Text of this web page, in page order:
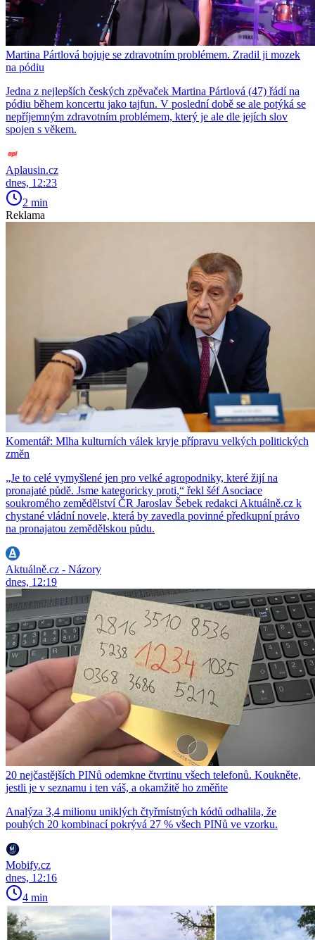
Martina Pártlová bojuje se zdravotním problémem. Zradil ji mozek
na pódiu
Jedna z nejlepších českých zpěvaček Martina Pártlová (47) řádí na
pódiu během koncertu jako tajfun. V poslední době se ale potýká se
nepříjemným zdravotním problémem, který je ale dle jejích slov
spojen s věkem.
Aplausin.cz
dnes, 12:23
2 min
Reklama
Komentář: Mlha kulturních válek kryje přípravu velkých politických
změn
„Je to celé vymyšlené jen pro velké agropodniky, které žijí na
pronajaté půdě. Jsme kategoricky proti,“ řekl šéf Asociace
soukromého zemědělství ČR Jaroslav Šebek redakci Aktuálně.cz k
chystané vládní novele, která by zavedla povinné předkupní právo
na pronajatou zemědělskou půdu.
Aktuálně.cz - Názory
dnes, 12:19
20 nejčastějších PINů odemkne čtvrtinu všech telefonů. Koukněte,
jestli je v seznamu i ten váš, a okamžitě ho změňte
Analýza 3,4 milionu uniklých čtyřmístných kódů odhalila, že
pouhých 20 kombinací pokrývá 27 % všech PINů ve vzorku.
Mobify.cz
dnes, 12:16
4 min